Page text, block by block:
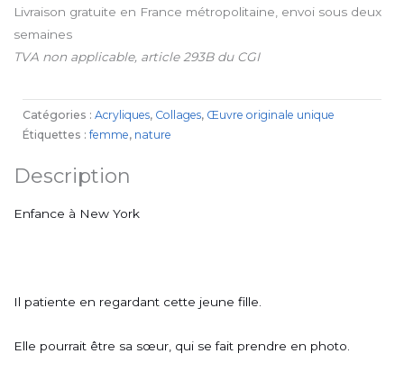
Livraison gratuite en France métropolitaine, envoi sous deux
semaines
TVA non applicable, article 293B du CGI
Catégories : Acryliques, Collages, Œuvre originale unique
Étiquettes : femme, nature
Description
Enfance à New York
Il patiente en regardant cette jeune fille.
Elle pourrait être sa sœur, qui se fait prendre en photo.